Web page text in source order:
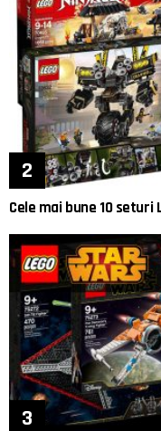
Cele mai bune 10 seturi